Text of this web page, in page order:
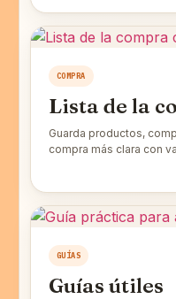
COMPRA
Lista de la
Guarda productos,
compra más clara con
GUÍAS
Guías útiles